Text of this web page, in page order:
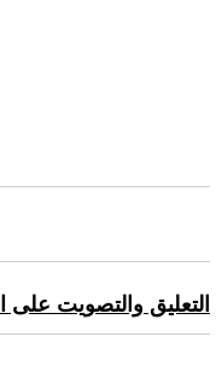
التعليق والتصويت